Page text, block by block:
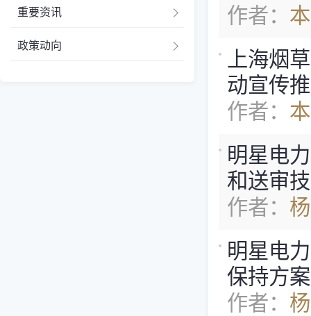
重要资讯
政策动向
作者：
上海烟
动宣传
作者：
明星电
和送审
作者：
明星电
保持方
作者：